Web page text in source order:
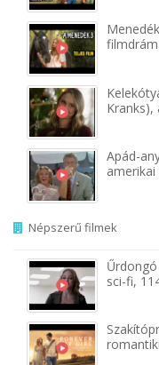
Kranks),
Apád-
Népszerű filmek
sci-fi,